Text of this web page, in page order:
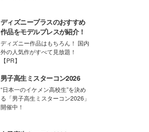
ディズニープラスのおすすめ
作品をモデルプレスが紹介！
ディズニー作品はもちろん！ 国内
外の人気作がすべて見放題！
【PR】
男子高生ミスターコン2026
“日本一のイケメン高校生”を決め
る「男子高生ミスターコン2026」
開催中！